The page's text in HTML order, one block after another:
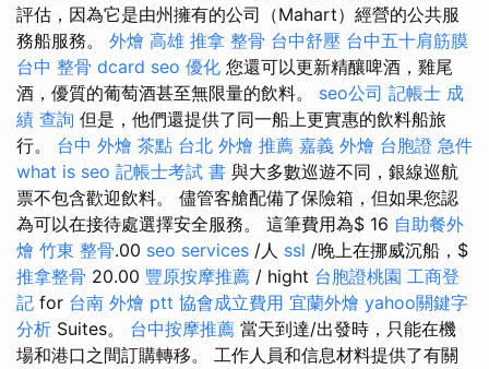
評估，因為它是由州擁有的公司（Mahart）經營的公共服
務船服務。 外燴 高雄 推拿 整骨 台中舒壓 台中五十肩筋膜
台中 整骨 dcard seo 優化 您還可以更新精釀啤酒，雞尾
酒，優質的葡萄酒甚至無限量的飲料。 seo公司 記帳士 成
績 查詢 但是，他們還提供了同一船上更實惠的飲料船旅
行。 台中 外燴 茶點 台北 外燴 推薦 嘉義 外燴 台胞證 急件
what is seo 記帳士考試 書 與大多數巡遊不同，銀線巡航
票不包含歡迎飲料。 儘管客艙配備了保險箱，但如果您認
為可以在接待處選擇安全服務。 這筆費用為$ 16 自助餐外
燴 竹東 整骨.00 seo services /人 ssl /晚上在挪威沉船，$
推拿整骨 20.00 豐原按摩推薦 / hight 台胞證桃園 工商登
記 for 台南 外燴 ptt 協會成立費用 宜蘭外燴 yahoo關鍵字
分析 Suites。 台中按摩推薦 當天到達/出發時，只能在機
場和港口之間訂購轉移。 工作人員和信息材料提供了有關